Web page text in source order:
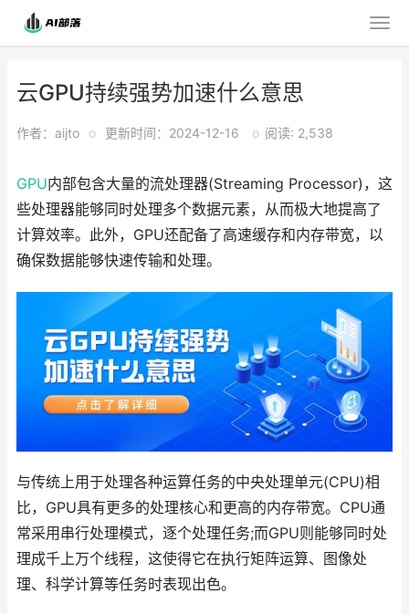
云GPU持续强势加速什么意思
作者：aijto o 更新时间：2024-12-16 o 阅读: 2,538
GPU内部包含大量的流处理器(Streaming Processor)，这
些处理器能够同时处理多个数据元素，从而极大地提高了
计算效率。此外，GPU还配备了高速缓存和内存带宽，以
确保数据能够快速传输和处理。
与传统上用于处理各种运算任务的中央处理单元(CPU)相
比，GPU具有更多的处理核心和更高的内存带宽。CPU通
常采用串行处理模式，逐个处理任务;而GPU则能够同时处
理成千上万个线程，这使得它在执行矩阵运算、图像处
理、科学计算等任务时表现出色。